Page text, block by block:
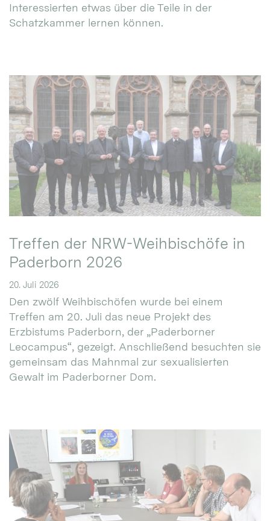
Interessierten etwas über die Teile in der
Schatzkammer lernen können.
Treffen der NRW-Weihbischöfe in
Paderborn 2026
20. Juli 2026
Den zwölf Weihbischöfen wurde bei einem
Treffen am 20. Juli das neue Projekt des
Erzbistums Paderborn, der „Paderborner
Leocampus“, gezeigt. Anschließend besuchten sie
gemeinsam das Mahnmal zur sexualisierten
Gewalt im Paderborner Dom.